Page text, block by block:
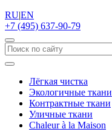
RU|EN
+7 (495) 637-90-79
Лёгкая чистка
Экологичные ткани
Контрактные ткани
Уличные ткани
Сhaleur à la Maison